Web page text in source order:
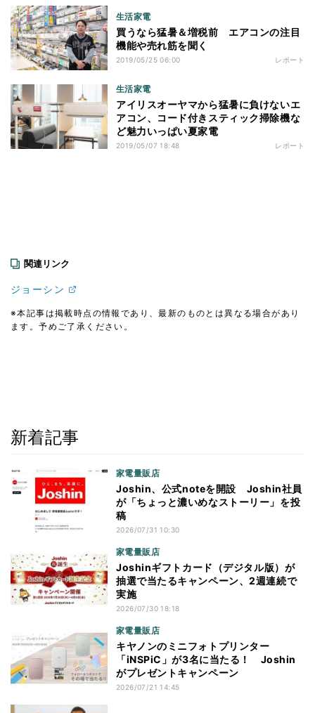
生活家電
買うなら猛暑＆増税前 エアコンの注目
機能や売れ筋を聞く
2019/05/25 06:00 レポート
生活家電
アイリスオーヤマから猛暑に負けないエ
アコン、コード付きスティック掃除機な
ど魅力いっぱい夏家電
2019/05/07 18:48 レポート
関連リンク
ジョーシン
※本記事は掲載時点の情報であり、最新のものとは異なる場合があり
ます。予めご了承ください。
新着記事
家電量販店
Joshin、公式noteを開設 Joshin社員
が「ちょっと濃いめなストーリー」を投
稿
2026/07/31 10:30
家電量販店
Joshinギフトカード（デジタル版）が
抽選で当たるキャンペーン、2週連続で
実施
2026/07/30 18:18
家電量販店
キヤノンのミニフォトプリンター
「iNSPiC」が3名に当たる！ Joshin
がプレゼントキャンペーン
2026/07/21 14:45